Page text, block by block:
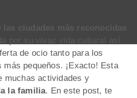
las ciudades más reconocidas
por su vivaz vida cultural así
de ocio tanto para los
pequeños. ¡Exacto! Esta
muchas actividades y
la familia. En este post, te